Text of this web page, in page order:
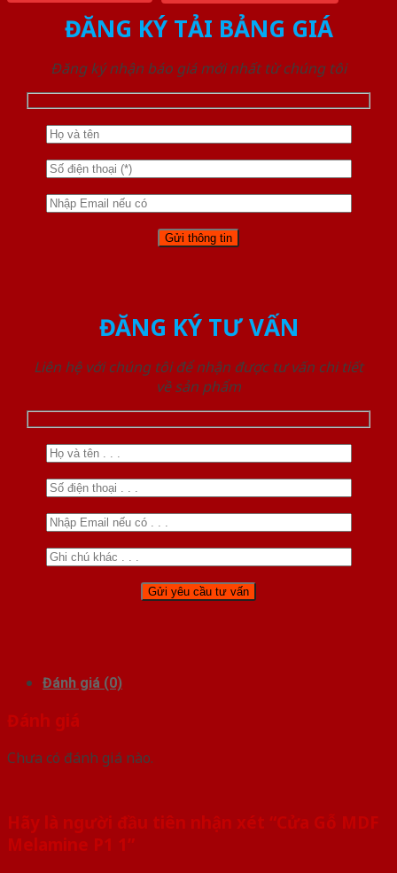
ĐĂNG KÝ TẢI BẢNG GIÁ
Đăng ký nhận báo giá mới nhất từ chúng tôi
ĐĂNG KÝ TƯ VẤN
Liên hệ với chúng tôi để nhận được tư vấn chi tiết
về sản phẩm
Đánh giá (0)
Đánh giá
Chưa có đánh giá nào.
Hãy là người đầu tiên nhận xét “Cửa Gỗ MDF
Melamine P1 1”